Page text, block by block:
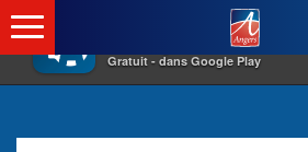
×
Gratuit - dans Google Play